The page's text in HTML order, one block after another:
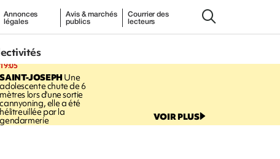
Annonces
légales
Avis & marchés
publics
Courrier des
lecteurs
19:05
SAINT-JOSEPHUne
adolescente chute de 6
mètres lors d'une sortie
cannyoning, elle a été
hélitreuillée par la
gendarmerie VOIR PLUS